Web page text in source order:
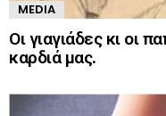
MEDIA
Οι γιαγιάδες κι οι
καρδιά μας.